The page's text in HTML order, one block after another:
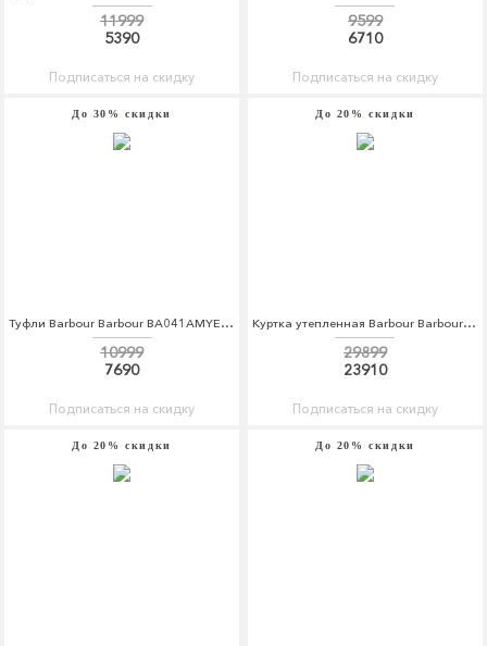
11999
5390
Подписаться на скидку
9599
6710
Подписаться на скидку
До 30% скидки
Туфли Barbour Barbour BA041AMYEF32
10999
7690
Подписаться на скидку
До 20% скидки
Куртка утепленная Barbour Barbour BA041EMCEAO5
29899
23910
Подписаться на скидку
До 20% скидки До 20% скидки